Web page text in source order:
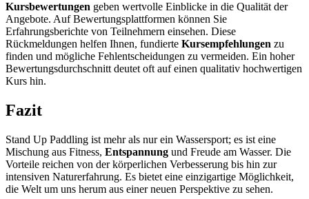
Kursbewertungen geben wertvolle Einblicke in die Qualität der
Angebote. Auf Bewertungsplattformen können Sie
Erfahrungsberichte von Teilnehmern einsehen. Diese
Rückmeldungen helfen Ihnen, fundierte Kursempfehlungen zu
finden und mögliche Fehlentscheidungen zu vermeiden. Ein hoher
Bewertungsdurchschnitt deutet oft auf einen qualitativ hochwertigen
Kurs hin.
Fazit
Stand Up Paddling ist mehr als nur ein Wassersport; es ist eine
Mischung aus Fitness, Entspannung und Freude am Wasser. Die
Vorteile reichen von der körperlichen Verbesserung bis hin zur
intensiven Naturerfahrung. Es bietet eine einzigartige Möglichkeit,
die Welt um uns herum aus einer neuen Perspektive zu sehen.